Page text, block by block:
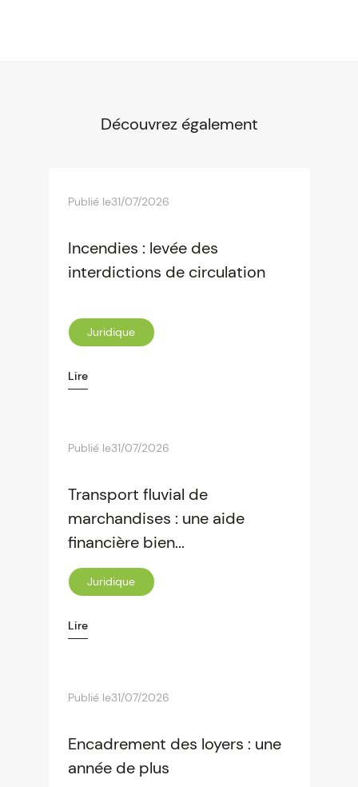
Découvrez également
Publié le31/07/2026
Incendies : levée des
interdictions de circulation
Juridique
Lire
Publié le31/07/2026
Transport fluvial de
marchandises : une aide
financière bien...
Juridique
Lire
Publié le31/07/2026
Encadrement des loyers : une
année de plus